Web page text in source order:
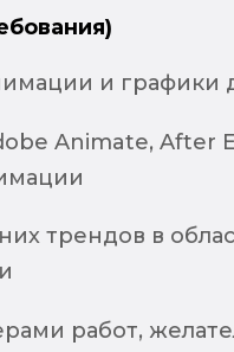
и графики
Animate, After
трендов в
работ,